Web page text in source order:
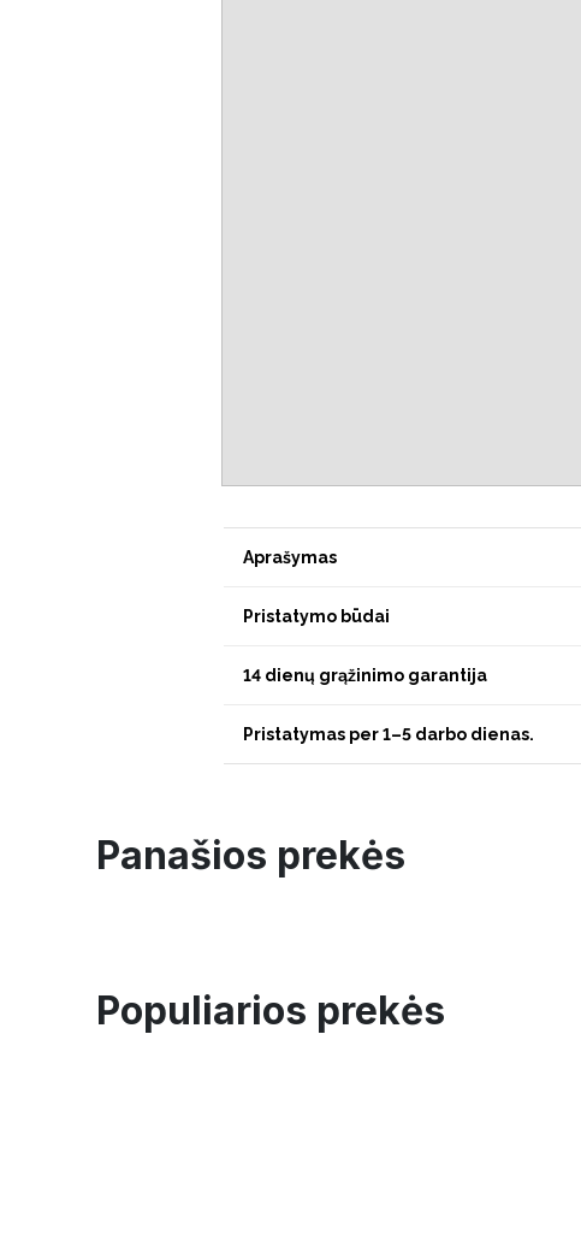
Aprašymas
Pristatymo būdai
14 dienų grąžinimo garantija
Pristatymas per 1–5 darbo dienas.
Panašios prekės
Populiarios prekės